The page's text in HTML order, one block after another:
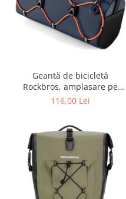
Geantă de bicicletă
Rockbros, amplasare pe
ghidon, 2,2 l, impermeabilă,
116,00 Lei